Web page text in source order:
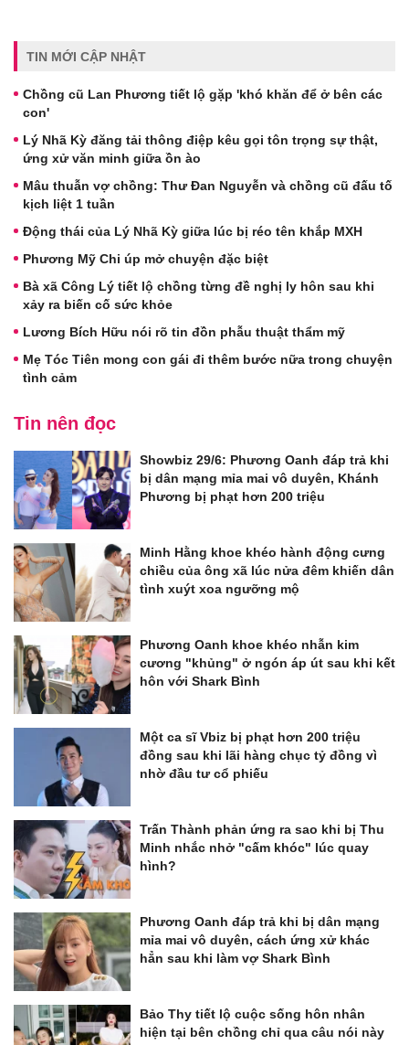
TIN MỚI CẬP NHẬT
Chồng cũ Lan Phương tiết lộ gặp 'khó khăn để ở bên các
con'
Lý Nhã Kỳ đăng tải thông điệp kêu gọi tôn trọng sự thật,
ứng xử văn minh giữa ồn ào
Mâu thuẫn vợ chồng: Thư Đan Nguyễn và chồng cũ đấu tố
kịch liệt 1 tuần
Động thái của Lý Nhã Kỳ giữa lúc bị réo tên khắp MXH
Phương Mỹ Chi úp mở chuyện đặc biệt
Bà xã Công Lý tiết lộ chồng từng đề nghị ly hôn sau khi
xảy ra biến cố sức khỏe
Lương Bích Hữu nói rõ tin đồn phẫu thuật thẩm mỹ
Mẹ Tóc Tiên mong con gái đi thêm bước nữa trong chuyện
tình cảm
Tin nên đọc
Showbiz 29/6: Phương Oanh đáp trả khi
bị dân mạng mỉa mai vô duyên, Khánh
Phương bị phạt hơn 200 triệu
Minh Hằng khoe khéo hành động cưng
chiều của ông xã lúc nửa đêm khiến dân
tình xuýt xoa ngưỡng mộ
Phương Oanh khoe khéo nhẫn kim
cương "khủng" ở ngón áp út sau khi kết
hôn với Shark Bình
Một ca sĩ Vbiz bị phạt hơn 200 triệu
đồng sau khi lãi hàng chục tỷ đồng vì
nhờ đầu tư cổ phiếu
Trấn Thành phản ứng ra sao khi bị Thu
Minh nhắc nhở "cấm khóc" lúc quay
hình?
Phương Oanh đáp trả khi bị dân mạng
mỉa mai vô duyên, cách ứng xử khác
hẳn sau khi làm vợ Shark Bình
Bảo Thy tiết lộ cuộc sống hôn nhân
hiện tại bên chồng chỉ qua câu nói này